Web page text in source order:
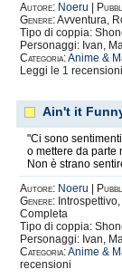
Autore: Noeru
Genere:Avventura,
Tipo di coppia:
Personaggi: Ivan,
Categoria:Anime &
Leggi le 1 recensioni
Ain't it
"Ci sono
o mettere da parte
Non è strano
Autore: Noeru
Genere:
Completa
Tipo di coppia:
Personaggi: Ivan,
Categoria:Anime &
recensioni